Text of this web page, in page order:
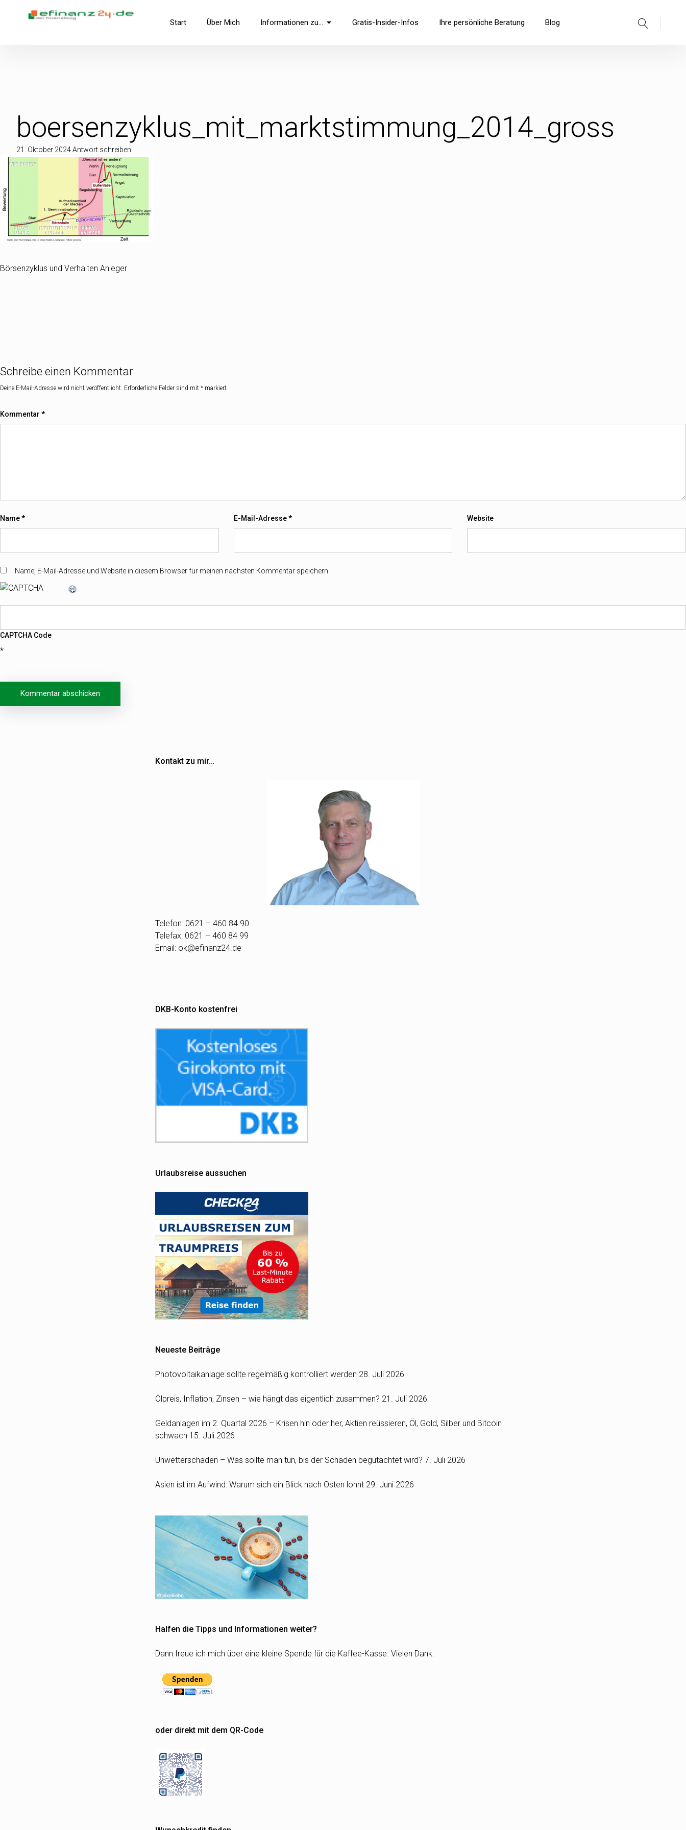
überspringenefinanz24.de
der FinanzBlog Start Über Mich Informationen zu… Gratis-Insider-Infos Ihre persönliche Beratung Blog
Suche
boersenzyklus_mit_marktstimmung_2014_gross
21. Oktober 2024Antwort schreiben
Börsenzyklus und Verhalten Anleger
Schreibe einen Kommentar
Deine E-Mail-Adresse wird nicht veröffentlicht. Erforderliche Felder sind mit * markiert
Kommentar *
Name* E-Mail-Adresse* Website
Name, E-Mail-Adresse und Website in diesem Browser für meinen nächsten Kommentar speichern.
CAPTCHA Code
*
Beitragsnavigation
Kontakt zu mir…
Telefon: 0621 – 460 84 90
Telefax: 0621 – 460 84 99
Email: ok@efinanz24.de
DKB-Konto kostenfrei
Urlaubsreise aussuchen
Neueste Beiträge
Photovoltaikanlage sollte regelmäßig kontrolliert werden 28. Juli 2026
Ölpreis, Inflation, Zinsen – wie hängt das eigentlich zusammen? 21. Juli 2026
Geldanlagen im 2. Quartal 2026 – Krisen hin oder her, Aktien reüssieren, Öl, Gold, Silber und Bitcoin
schwach 15. Juli 2026
Unwetterschäden – Was sollte man tun, bis der Schaden begutachtet wird? 7. Juli 2026
Asien ist im Aufwind: Warum sich ein Blick nach Osten lohnt 29. Juni 2026
Halfen die Tipps und Informationen weiter?
Dann freue ich mich über eine kleine Spende für die Kaffee-Kasse. Vielen Dank.
oder direkt mit dem QR-Code